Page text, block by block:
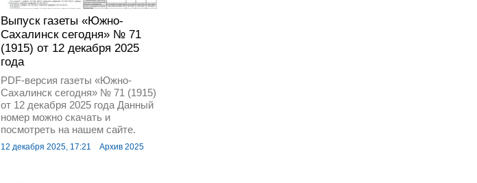
Выпуск газеты «Южно-
Сахалинск сегодня» № 71
(1915) от 12 декабря 2025
года
PDF-версия газеты «Южно-
Сахалинск сегодня» № 71 (1915)
от 12 декабря 2025 года Данный
номер можно скачать и
посмотреть на нашем сайте.
12 декабря 2025, 17:21 Архив 2025